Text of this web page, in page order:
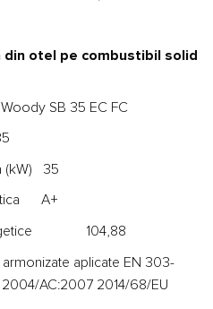
otel pe combustibil solid
SB 35 EC FC
(kW) 35
A+
104,88
aplicate EN 303-
2004/AC:2007 2014/68/EU